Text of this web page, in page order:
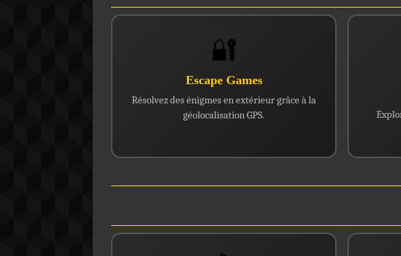
🔐
Escape Games
Résolvez des énigmes en extérieur grâce à la
géolocalisation GPS.